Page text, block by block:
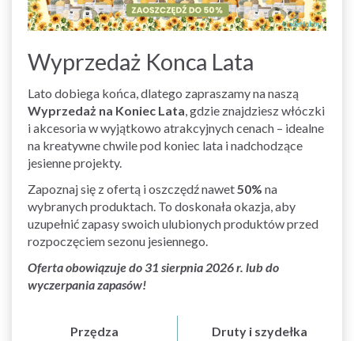
Wyprzedaż Konca Lata
Lato dobiega końca, dlatego zapraszamy na naszą
Wyprzedaż na Koniec Lata , gdzie znajdziesz włóczki
i akcesoria w wyjątkowo atrakcyjnych cenach – idealne
na kreatywne chwile pod koniec lata i nadchodzące
jesienne projekty.
Zapoznaj się z ofertą i oszczędź nawet 50% na
wybranych produktach. To doskonała okazja, aby
uzupełnić zapasy swoich ulubionych produktów przed
rozpoczęciem sezonu jesiennego.
Oferta obowiązuje do 31 sierpnia 2026 r. lub do
wyczerpania zapasów!
Przędza Druty i szydełka